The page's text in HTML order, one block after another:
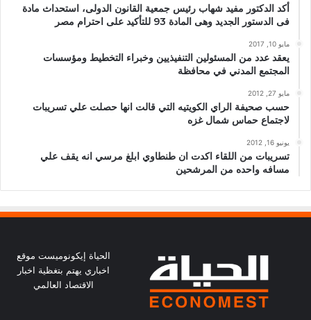
أكد الدكتور مفيد شهاب رئيس جمعية القانون الدولى، استحداث مادة
فى الدستور الجديد وهى المادة 93 للتأكيد على احترام مصر
مايو 10, 2017
يعقد عدد من المسئولين التنفيذيين وخبراء التخطيط ومؤسسات
المجتمع المدني في محافظة
مايو 27, 2012
حسب صحيفة الراي الكويتيه التي قالت انها حصلت علي تسريبات
لاجتماع حماس شمال غزه
يونيو 16, 2012
تسريبات من اللقاء اكدت ان طنطاوي ابلغ مرسي انه يقف علي
مسافه واحده من المرشحين
الحياة إيكونوميست موقع
اخباري يهتم بتغظية اخبار
الاقتصاد العالمي